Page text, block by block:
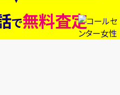
で無料査定